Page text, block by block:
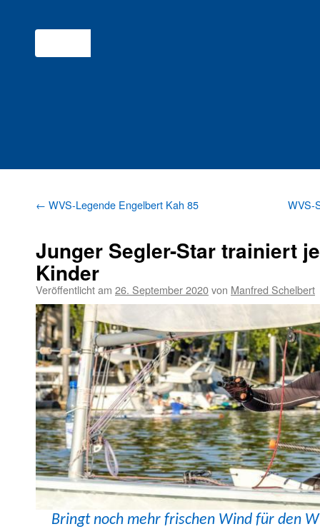
← WVS-Legende Engelbert Kah 85 WVS-
Junger Segler-Star trainiert
Kinder
Veröffentlicht am 26. September 2020von Manfred Schelbert
Bringt noch mehr frischen Wind für den